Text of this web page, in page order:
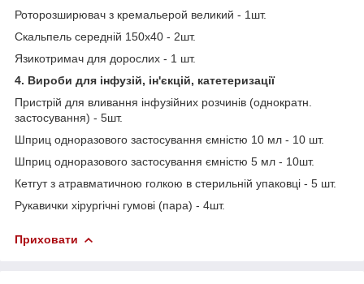
Роторозширювач з кремальерой великий - 1шт.
Скальпель середній 150х40 - 2шт.
Язикотримач для дорослих - 1 шт.
4. Вироби для інфузій, ін'єкцій, катетеризації
Пристрій для вливання інфузійних розчинів (однократн.
застосування) - 5шт.
Шприц одноразового застосування ємністю 10 мл - 10 шт.
Шприц одноразового застосування ємністю 5 мл - 10шт.
Кетгут з атравматичною голкою в стерильній упаковці - 5 шт.
Рукавички хірургічні гумові (пара) - 4шт.
Приховати